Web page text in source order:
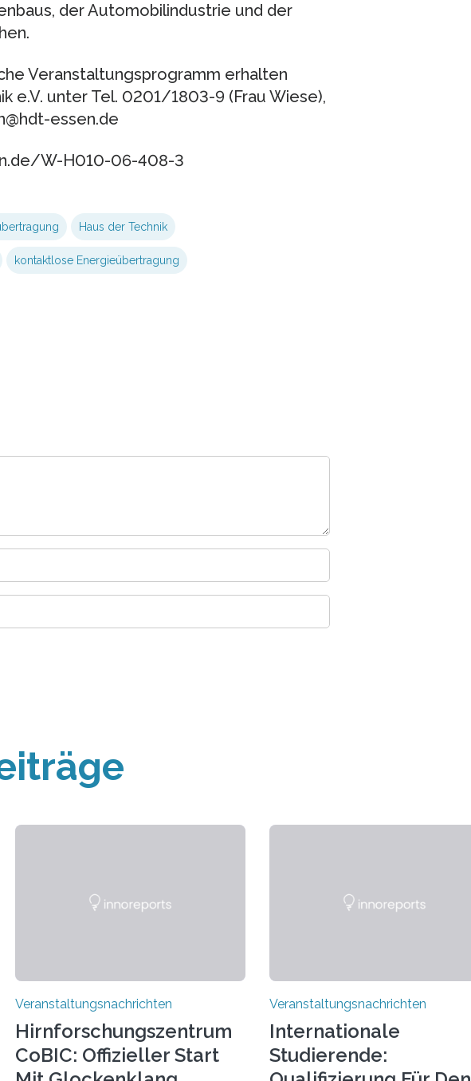
der Automobilindustrie und der
Veranstaltungsprogramm erhalten
e.V. unter Tel. 0201/1803-9 (Frau Wiese),
essen.de
W-H010-06-408-3
Haus der Technik
kontaktlose Energieübertragung
Veranstaltungsnachrichten
Hirnforschungszentrum
CoBIC: Offizieller Start
Veranstaltungsnachrichten
Internationale
Studierende: